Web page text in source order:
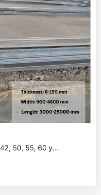
50, 55, 60 y...